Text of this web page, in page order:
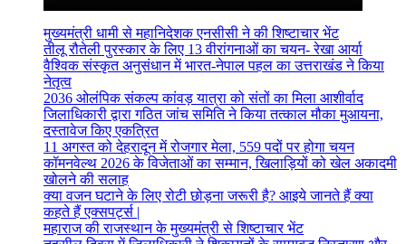
मुख्यमंत्री धामी से महानिदेशक एनसीसी ने की शिष्टाचार भेंट
तीलू रौतेली पुरस्कार के लिए 13 वीरांगनाओं का चयन- रेखा आर्या
वैश्विक संस्कृत अनुसंधान में भारत-नेपाल पहल का उत्तराखंड ने किया
नेतृत्व
2036 ओलंपिक संकल्प कांवड़ यात्रा को संतों का मिला आशीर्वाद
जिलाधिकारी द्वारा गठित जांच समिति ने किया तत्काल मौका मुआयना,
दस्तावेज किए एकत्रित
11 अगस्त को देहरादून में रोजगार मेला, 559 पदों पर होगा चयन
कॉमनवेल्थ 2026 के विजेताओं का सम्मान, खिलाड़ियों को खेल अकादमी
खोलने की सलाह
क्या वजन घटाने के लिए रोटी छोड़ना जरूरी है? आइये जानते हैं क्या
कहते हैं एक्सपर्ट्स |
महाराज की राजस्थान के मुख्यमंत्री से शिष्टाचार भेंट